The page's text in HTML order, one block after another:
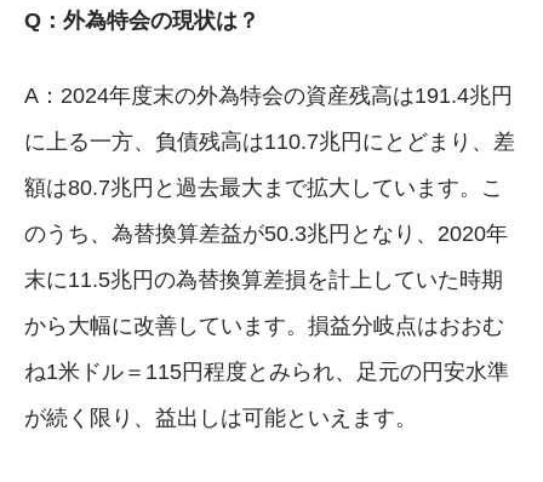
Q：外為特会の現状は？
A：2024年度末の外為特会の資産残高は191.4兆円
に上る一方、負債残高は110.7兆円にとどまり、差
額は80.7兆円と過去最大まで拡大しています。こ
のうち、為替換算差益が50.3兆円となり、2020年
末に11.5兆円の為替換算差損を計上していた時期
から大幅に改善しています。損益分岐点はおおむ
ね1米ドル＝115円程度とみられ、足元の円安水準
が続く限り、益出しは可能といえます。